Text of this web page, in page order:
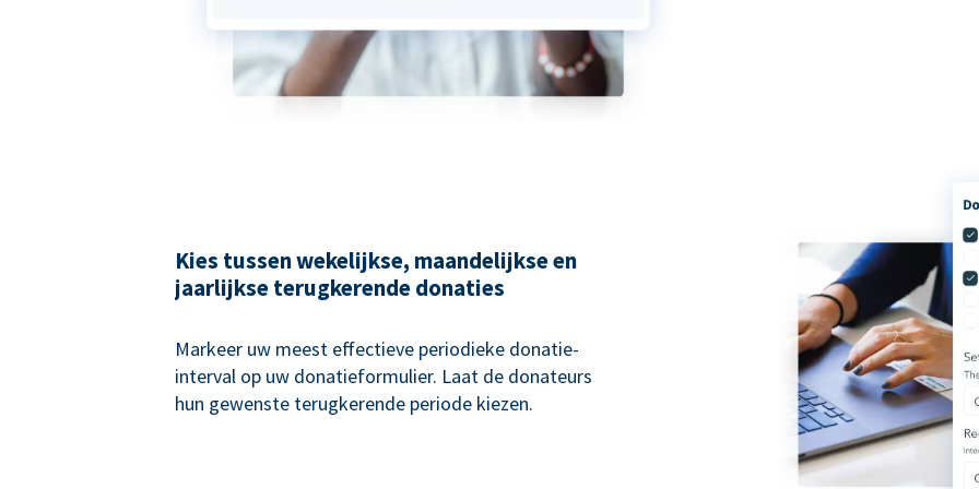
Kies tussen wekelijkse, maandelijkse en
jaarlijkse terugkerende donaties
Markeer uw meest effectieve periodieke donatie-
interval op uw donatieformulier. Laat de donateurs
hun gewenste terugkerende periode kiezen.